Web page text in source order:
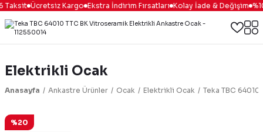
Taksit Ücretsiz Kargo Ekstra İndirim Fırsatları Kolay İade & Değişim
Elektrikli Ocak
Anasayfa Ankastre Ürünler Ocak Elektrikli Ocak Teka TBC
%20